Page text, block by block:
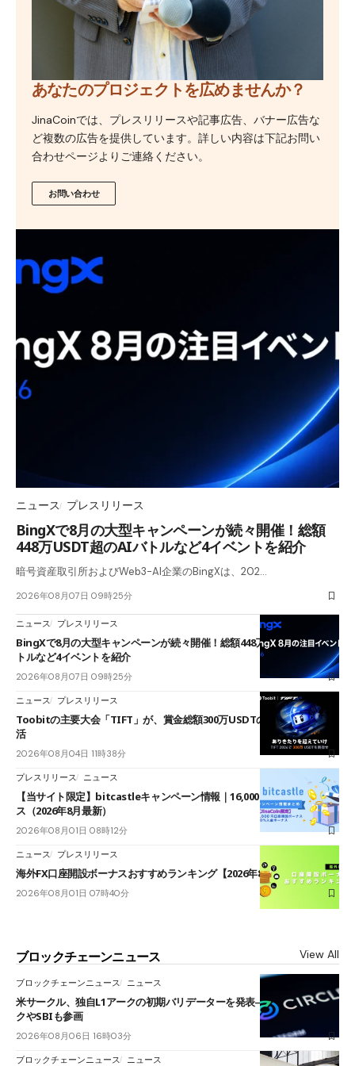
あなたのプロジェクトを広めませんか？
JinaCoinでは、プレスリリースや記事広告、バナー広告な
ど複数の広告を提供しています。詳しい内容は下記お問い
合わせページよりご連絡ください。
お問い合わせ
ニュース プレスリリース
BingXで8月の大型キャンペーンが続々開催！総額
448万USDT超のAIバトルなど4イベントを紹介
暗号資産取引所およびWeb3-AI企業のBingXは、202…
2026年08月07日 09時25分
ニュース プレスリリース
BingXで8月の大型キャンペーンが続々開催！総額448万USDT超のAIバ
トルなど4イベントを紹介
2026年08月07日 09時25分
ニュース プレスリリース
Toobitの主要大会「TIFT」が、賞金総額300万USDTのレースとして復
活
2026年08月04日 11時38分
プレスリリース ニュース
【当サイト限定】bitcastleキャンペーン情報｜16,000円口座開設ボーナ
ス（2026年8月最新）
2026年08月01日 08時12分
ニュース プレスリリース
海外FX口座開設ボーナスおすすめランキング【2026年8月最新】
2026年08月01日 07時40分
ブロックチェーンニュース View All
ブロックチェーンニュース ニュース
米サークル、独自L1アークの初期バリデーターを発表――ブラックロッ
クやSBIも参画
2026年08月06日 16時03分
ブロックチェーンニュース ニュース